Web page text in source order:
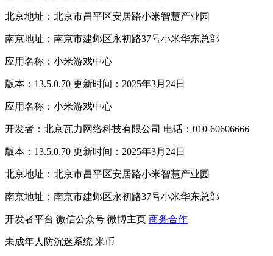
北京地址：北京市昌平区安居路小米智慧产业园
南京地址：南京市建邺区永初路37号小米华东总部
应用名称：小米游戏中心
版本：13.5.0.70 更新时间：2025年3月24日
应用名称：小米游戏中心
开发者：北京瓦力网络科技有限公司 电话：010-60606666
版本：13.5.0.70 更新时间：2025年3月24日
北京地址：北京市昌平区安居路小米智慧产业园
南京地址：南京市建邺区永初路37号小米华东总部
开发者平台 微信公众号 微博主页 商务合作
未成年人防沉迷系统 米币